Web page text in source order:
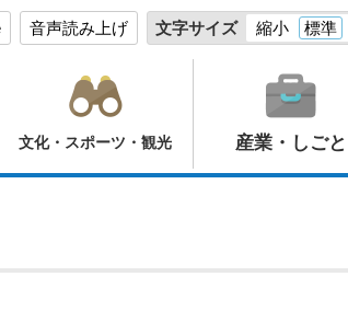
音声読み上げ 文字サイズ 縮小 標準
文化・スポーツ・観光 産業・しごと